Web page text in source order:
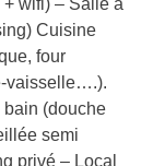
wifi) – Salle à
Cuisine
four
vaisselle….).
bain (douche
semi
privé – Local